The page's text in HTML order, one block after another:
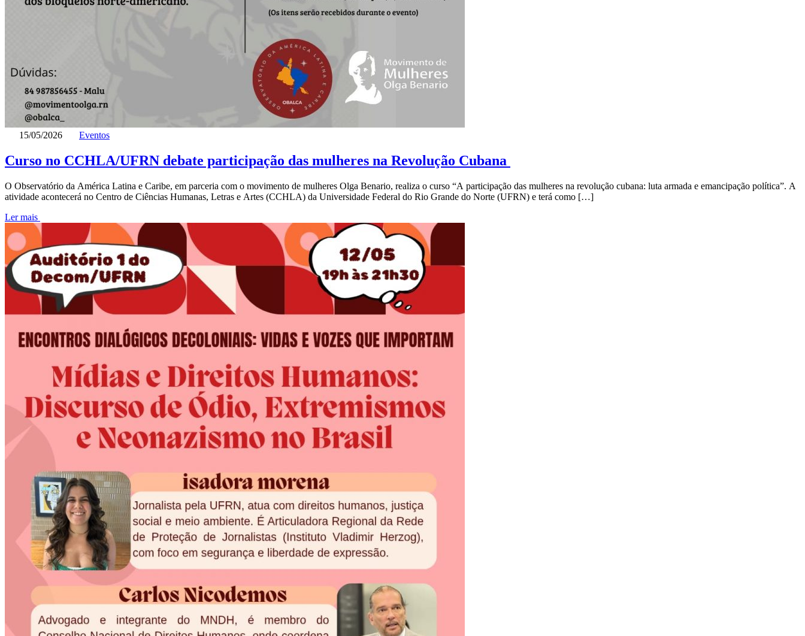
15/05/2026 Eventos
Curso no CCHLA/UFRN debate participação das mulheres na Revolução Cubana
O Observatório da América Latina e Caribe, em parceria com o movimento de mulheres Olga Benario, realiza o curso “A participação das mulheres na revolução cubana: luta armada e emancipação política”. A
atividade acontecerá no Centro de Ciências Humanas, Letras e Artes (CCHLA) da Universidade Federal do Rio Grande do Norte (UFRN) e terá como […]
Ler mais